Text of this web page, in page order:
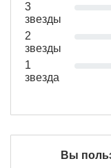
3
звезды
2
звезды
1
звезда
Вы